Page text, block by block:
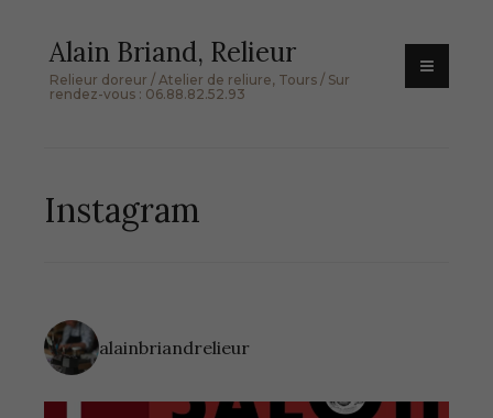
content
Alain Briand, Relieur
Relieur doreur / Atelier de reliure, Tours / Sur
rendez-vous : 06.88.82.52.93
Instagram
alainbriandrelieur